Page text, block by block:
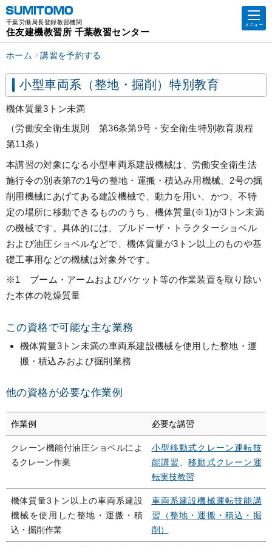
メニュー
千葉労働局長登録教習機関
住友建機教習所 千葉教習センター
ホーム 講習を予約する
小型車両系（整地・掘削）特別教育
機体質量3トン未満
（労働安全衛生規則 第36条第9号・安全衛生特別教育規程
第11条）
本講習の対象になる小型車両系建設機械は、労働安全衛生法
施行令の別表第7の1号の整地・運搬・積込み用機械、2号の掘
削用機械にあげてある建設機械で、動力を用い、かつ、不特
定の場所に移動できるもののうち、機体質量(※1)が3トン未満
の機械です。具体的には、ブルドーザ・トラクターショベル
および油圧ショベルなどで、機体質量が3トン以上のものや基
礎工事用などの機械は対象外です。
※1 ブーム・アームおよびバケット等の作業装置を取り除い
た本体の乾燥質量
この資格で可能な主な業務
機体質量3トン未満の車両系建設機械を使用した整地・運
搬・積込みおよび掘削業務
他の資格が必要な作業例
作業例 必要な講習
クレーン機能付油圧ショベルによ
るクレーン作業
小型移動式クレーン運転技
能講習、移動式クレーン運
転実技教習
機体質量3トン以上の車両系建設
機械を使用した整地・運搬・積
込・掘削作業
車両系建設機械運転技能講
習（整地・運搬・積込・掘
削）